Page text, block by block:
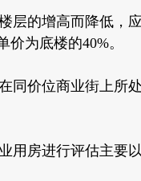
的增高而降低，
为底楼的40%。
价位商业街上所
房进行评估主要